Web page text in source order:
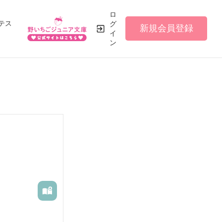
ス
ロ
グ
イ
ン
新規会員登録